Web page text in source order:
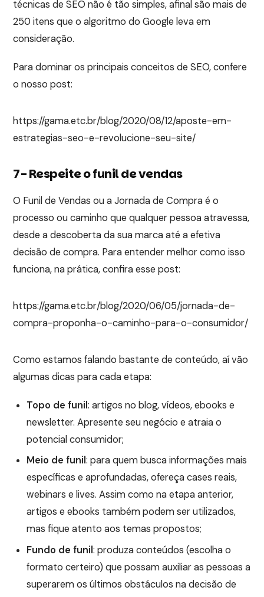
técnicas de SEO não é tão simples, afinal são mais de
250 itens que o algoritmo do Google leva em
consideração.
Para dominar os principais conceitos de SEO, confere
o nosso post:
https://gama.etc.br/blog/2020/08/12/aposte-em-
estrategias-seo-e-revolucione-seu-site/
7- Respeite o funil de vendas
O Funil de Vendas ou a Jornada de Compra é o
processo ou caminho que qualquer pessoa atravessa,
desde a descoberta da sua marca até a efetiva
decisão de compra. Para entender melhor como isso
funciona, na prática, confira esse post:
https://gama.etc.br/blog/2020/06/05/jornada-de-
compra-proponha-o-caminho-para-o-consumidor/
Como estamos falando bastante de conteúdo, aí vão
algumas dicas para cada etapa:
Topo de funil: artigos no blog, vídeos, ebooks e
newsletter. Apresente seu negócio e atraia o
potencial consumidor;
Meio de funil: para quem busca informações mais
específicas e aprofundadas, ofereça cases reais,
webinars e lives. Assim como na etapa anterior,
artigos e ebooks também podem ser utilizados,
mas fique atento aos temas propostos;
Fundo de funil : produza conteúdos (escolha o
formato certeiro) que possam auxiliar as pessoas a
superarem os últimos obstáculos na decisão de